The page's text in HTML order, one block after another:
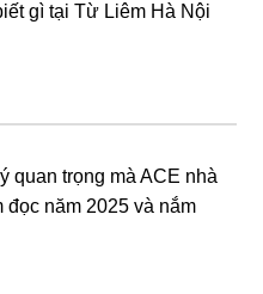
gì tại Từ Liêm Hà Nội
quan trọng mà ACE nhà
đọc năm 2025 và nắm